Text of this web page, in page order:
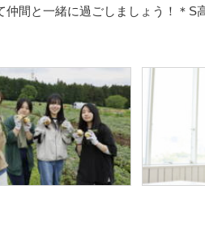
間と一緒に過ごしましょう！＊S